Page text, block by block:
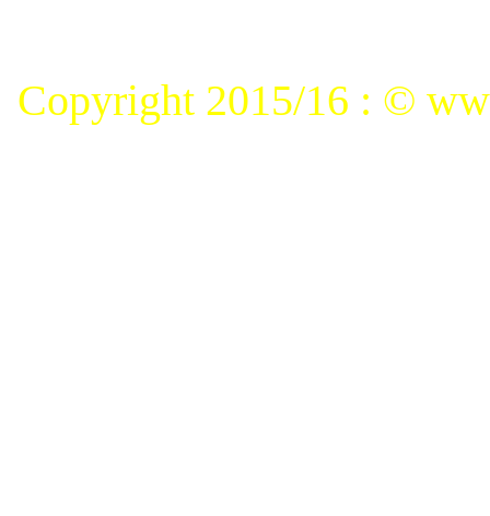
Copyright 2015/16 : ©